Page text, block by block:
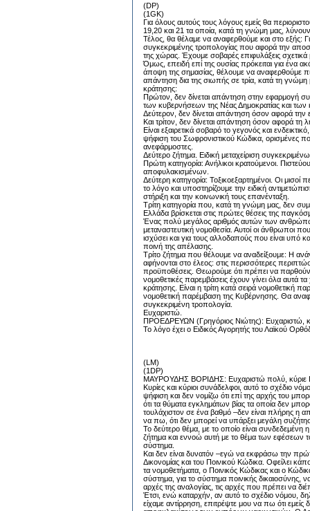
(DP)
(1GK)
Για όλους αυτούς τους λόγους εμείς θα
19,20 και 21 τα οποία, κατά τη γνώμη μας,
Τέλος, θα θέλαμε να αναφερθούμε και στο εξής:
συγκεκριμένης τροπολογίας που αφορά την
της χώρας. Έχουμε σοβαρές επιφυλάξεις
Όμως, επειδή επί της ουσίας πρόκειται για ένα
άποψη της σημασίας, θέλουμε να αναφερθούμε
απάντηση δια της σιωπής σε τρία, κατά τη
κράτησης:
Πρώτον, δεν δίνεται απάντηση στην εφαρμογή
των κυβερνήσεων της Νέας Δημοκρατίας και
Δεύτερον, δεν δίνεται απάντηση όσον αφορά την
Και τρίτον, δεν δίνεται απάντηση όσον αφορά
Είναι εξαιρετικά σοβαρό το γεγονός και
ψήφιση του Σωφρονιστικού Κώδικα, ορισμένες
ανεφάρμοστες.
Δεύτερο ζήτημα. Ειδική μεταχείριση
Πρώτη κατηγορία: Ανήλικοι κρατούμενοι.
αποφυλακισμένων.
Δεύτερη κατηγορία: Τοξικοεξαρτημένοι. Οι μισοί
το λόγο και υποστηρίζουμε την ειδική
στήριξη και την κοινωνική τους επανένταξη.
Τρίτη κατηγορία που, κατά τη γνώμη μας, δεν
Ελλάδα βρίσκεται στις πρώτες θέσεις της
Ένας πολύ μεγάλος αριθμός αυτών των
μεταναστευτική νομοθεσία. Αυτοί οι άνθρωποι
ισχύσει και για τους αλλοδαπούς που είναι υπό
ποινή της απέλασης.
Τρίτο ζήτημα που θέλουμε να αναδείξουμε: Η
αφήνονται στο έλεος: στις περισσότερες
προϋποθέσεις. Θεωρούμε ότι πρέπει να παρθούν
νομοθετικές παρεμβάσεις έχουν γίνει όλα
κράτησης. Είναι η τρίτη κατά σειρά νομοθετική
νομοθετική παρέμβαση της Κυβέρνησης. Θα
συγκεκριμένη τροπολογία.
Ευχαριστώ.
ΠΡΟΕΔΡΕΥΩΝ (Γρηγόριος Νιώτης): Ευχαριστώ,
Το λόγο έχει ο Ειδικός Αγορητής του Λαϊκού
(LM)
(1DP)
ΜΑΥΡΟΥΔΗΣ ΒΟΡΙΔΗΣ: Ευχαριστώ πολύ, κύριε
Κυρίες και κύριοι συνάδελφοι, αυτό το σχέδιο
ψήφιση και δεν νομίζω ότι επί της αρχής του
ότι τα θύματα εγκλημάτων βίας τα οποία δεν
τουλάχιστον σε ένα βαθμό –δεν είναι πλήρης η
να πω, ότι δεν μπορεί να υπάρξει μεγάλη
Το δεύτερο θέμα, με το οποίο είναι συνδεδεμένη
ζήτημα και εννοώ αυτή με το θέμα των εφέσεων
σύστημα.
Και δεν είναι δυνατόν –εγώ να εκφράσω την
Δικονομίας και του Ποινικού Κώδικα. Οφείλει
τα νομοθετήματα, ο Ποινικός Κώδικας και ο
σύστημα, για το σύστημα ποινικής δικαιοσύνης,
αρχές της αναλογίας, τις αρχές που πρέπει να
Έτσι, ενώ καταρχήν, αν αυτό το σχέδιο νόμου,
είχαμε αντίρρηση, επιτρέψτε μου να πω ότι